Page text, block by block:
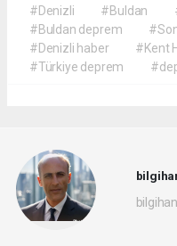
#Denizli #Buldan
#Buldan deprem
#Denizli haber
#Kent
#Türkiye deprem